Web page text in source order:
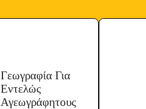
Γεωγραφία Για
Εντελώς
Αγεωγράφητους